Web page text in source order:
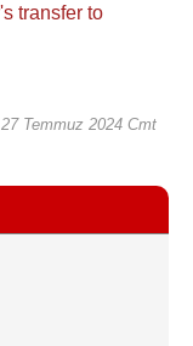
27 Temmuz 2024 Cmt